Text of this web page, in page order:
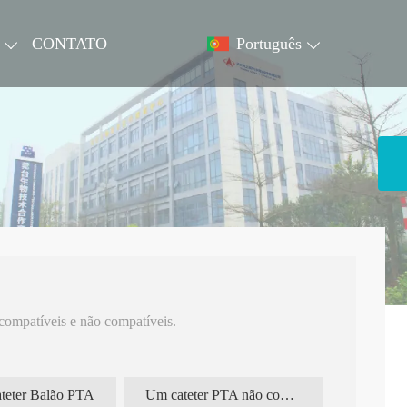
CONTATO Português
e não compatíveis.
Balão PTA Um cateter PTA não compatível